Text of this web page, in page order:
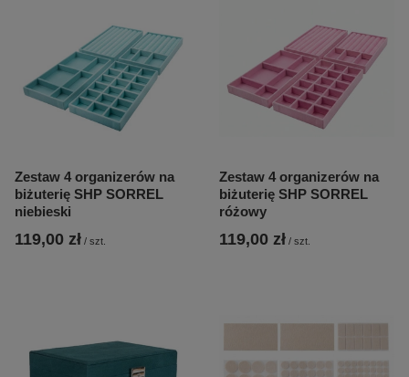
Zestaw 4 organizerów na
biżuterię SHP SORREL
niebieski
119,00 zł / szt.
Zestaw 4 organizerów na
biżuterię SHP SORREL
różowy
119,00 zł / szt.